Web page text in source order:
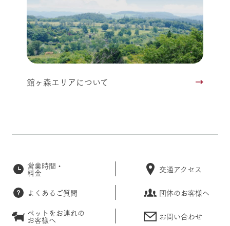
館ヶ森エリアについて
営業時間・
料金 交通アクセス
よくあるご質問
団体のお客様へ
ペットをお連れの
お客様へ お問い合わせ